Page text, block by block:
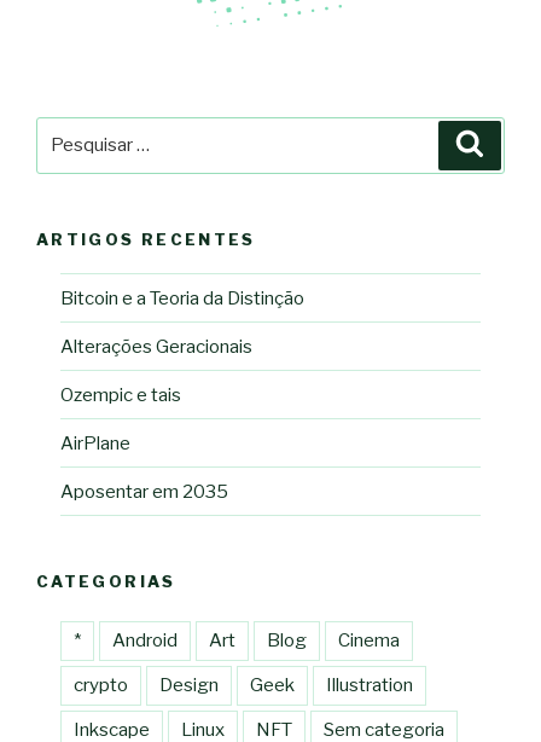
ARTIGOS RECENTES
Bitcoin e a Teoria da Distinção
Alterações Geracionais
Ozempic e tais
AirPlane
Aposentar em 2035
CATEGORIAS
* Android Art Blog Cinema
crypto Design Geek Illustration
Inkscape Linux NFT Sem categoria